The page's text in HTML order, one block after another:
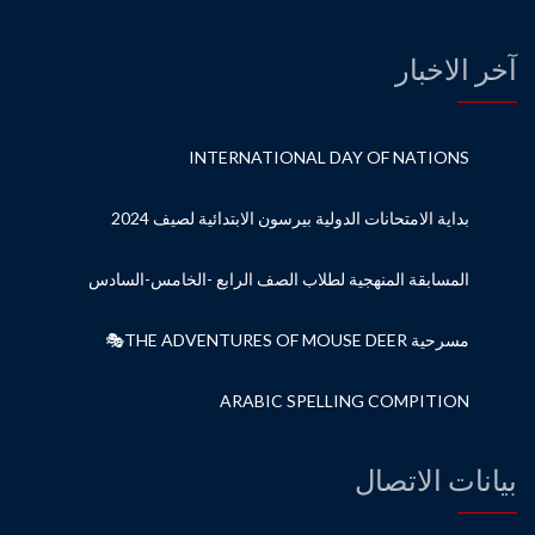
آخر الاخبار
INTERNATIONAL DAY OF NATIONS
بداية الامتحانات الدولية بيرسون الابتدائية لصيف 2024
المسابقة المنهجية لطلاب الصف الرابع -الخامس-السادس
مسرحية THE ADVENTURES OF MOUSE DEER🎭
ARABIC SPELLING COMPITION
بيانات الاتصال